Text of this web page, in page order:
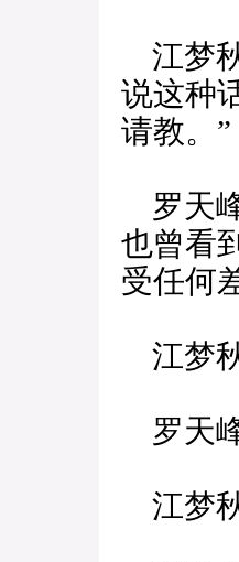
江梦
说这种
请教。”
罗天
也曾看
受任何
江梦
罗天
江梦